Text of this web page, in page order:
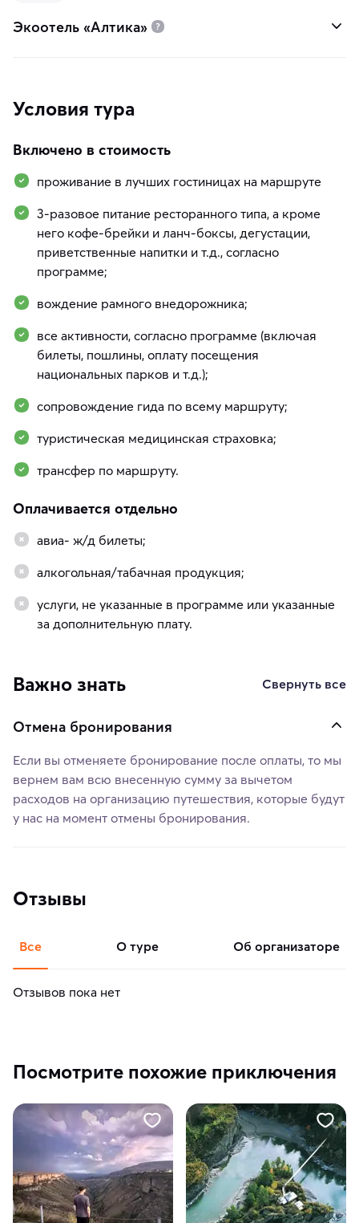
Экоотель «Алтика»
Условия тура
Включено в стоимость
проживание в лучших гостиницах на маршруте
3-разовое питание ресторанного типа, а кроме
него кофе-брейки и ланч-боксы, дегустации,
приветственные напитки и т.д., согласно
программе;
вождение рамного внедорожника;
все активности, согласно программе (включая
билеты, пошлины, оплату посещения
национальных парков и т.д.);
сопровождение гида по всему маршруту;
туристическая медицинская страховка;
трансфер по маршруту.
Оплачивается отдельно
авиа- ж/д билеты;
алкогольная/табачная продукция;
услуги, не указанные в программе или указанные
за дополнительную плату.
Важно знать Свернуть все
Отмена бронирования
Если вы отменяете бронирование после оплаты, то мы
вернем вам всю внесенную сумму за вычетом
расходов на организацию путешествия, которые будут
у нас на момент отмены бронирования.
Отзывы
Все о туре об организаторе
Отзывов пока нет
Посмотрите похожие приключения